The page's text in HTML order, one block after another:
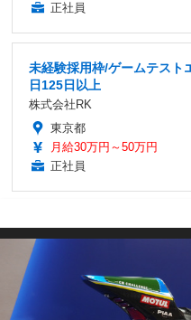
正社員
未経験採用枠/ゲームテスト
日125日以上
株式会社RK
東京都
月給30万円～50万円
正社員